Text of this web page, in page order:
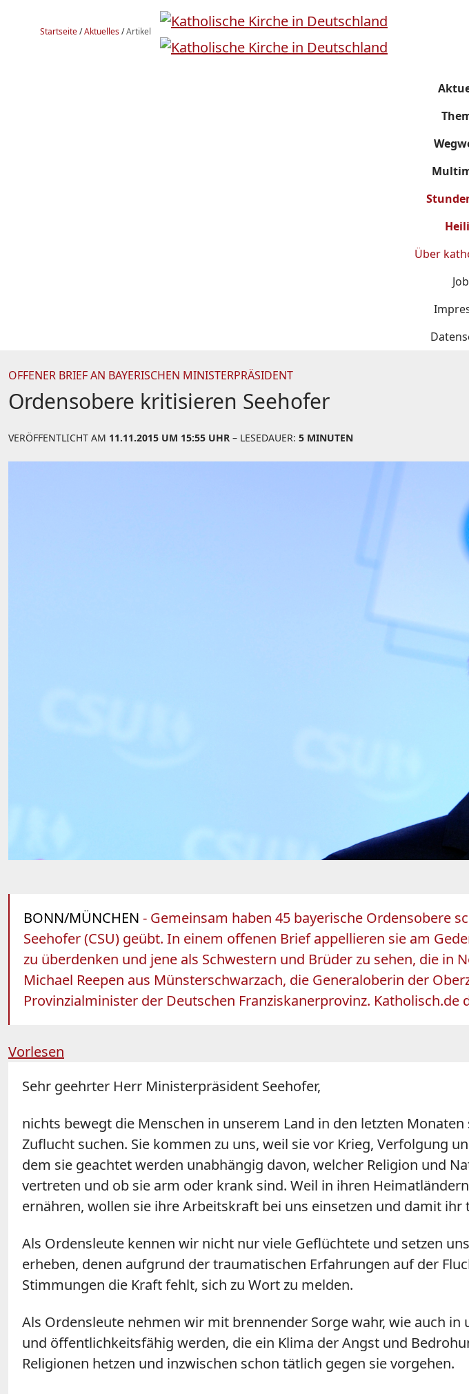
Startseite/Aktuelles/Artikel
Über
OFFENER BRIEF AN BAYERISCHEN MINISTERPRÄSIDENT
Ordensobere kritisieren Seehofer
VERÖFFENTLICHT AM 11.11.2015 UM 15:55 UHR – LESEDAUER: 5 MINUTEN
BONN/MÜNCHEN - Gemeinsam haben 45 bayerische Ordensobere
Seehofer (CSU) geübt. In einem offenen Brief appellieren sie am
zu überdenken und jene als Schwestern und Brüder zu sehen, die
Michael Reepen aus Münsterschwarzach, die Generaloberin der
Provinzialminister der Deutschen Franziskanerprovinz.
Vorlesen
Sehr geehrter Herr Ministerpräsident Seehofer,
nichts bewegt die Menschen in unserem Land in den letzten
Zuflucht suchen. Sie kommen zu uns, weil sie vor Krieg, Verfolgung
dem sie geachtet werden unabhängig davon, welcher Religion und
vertreten und ob sie arm oder krank sind. Weil in ihren
ernähren, wollen sie ihre Arbeitskraft bei uns einsetzen und damit ihr
Als Ordensleute kennen wir nicht nur viele Geflüchtete und setzen
erheben, denen aufgrund der traumatischen Erfahrungen auf der
Stimmungen die Kraft fehlt, sich zu Wort zu melden.
Als Ordensleute nehmen wir mit brennender Sorge wahr, wie auch
und öffentlichkeitsfähig werden, die ein Klima der Angst und
Religionen hetzen und inzwischen schon tätlich gegen sie vorgehen.